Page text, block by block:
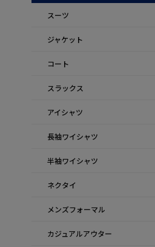
スーツ
ジャケット
コート
スラックス
アイシャツ
長袖ワイシャツ
半袖ワイシャツ
ネクタイ
メンズフォーマル
カジュアルアウター